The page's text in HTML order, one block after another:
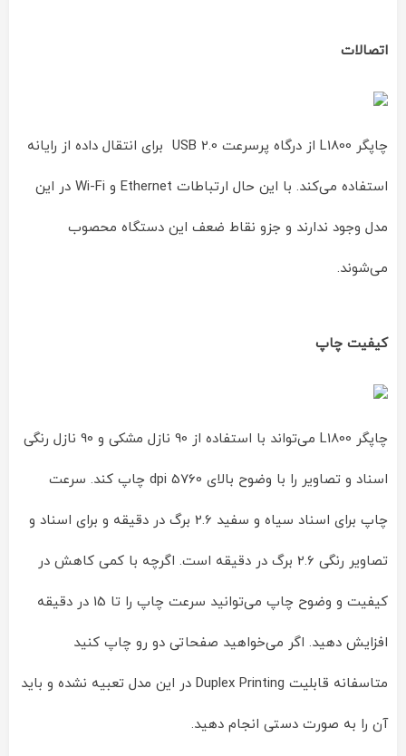
اتصالات
چاپگر L1800 از درگاه پرسرعت USB 2.0 برای انتقال داده از رایانه
استفاده می‌کند. با این حال ارتباطات Ethernet و Wi-Fi در این
مدل وجود ندارند و جزو نقاط ضعف این دستگاه محصوب
می‌شوند.
کیفیت چاپ
چاپگر L1800 می‌تواند با استفاده از 90 نازل مشکی و 90 نازل رنگی
اسناد و تصاویر را با وضوح بالای 5760 dpi چاپ کند. سرعت
چاپ برای اسناد سیاه و سفید 2.6 برگ در دقیقه و برای اسناد و
تصاویر رنگی 2.6 برگ در دقیقه است. اگرچه با کمی کاهش در
کیفیت و وضوح چاپ می‌توانید سرعت چاپ را تا 15 در دقیقه
افزایش دهید. اگر می‌خواهید صفحاتی دو رو چاپ کنید
متاسفانه قابلیت Duplex Printing در این مدل تعبیه نشده و باید
آن را به صورت دستی انجام دهید.